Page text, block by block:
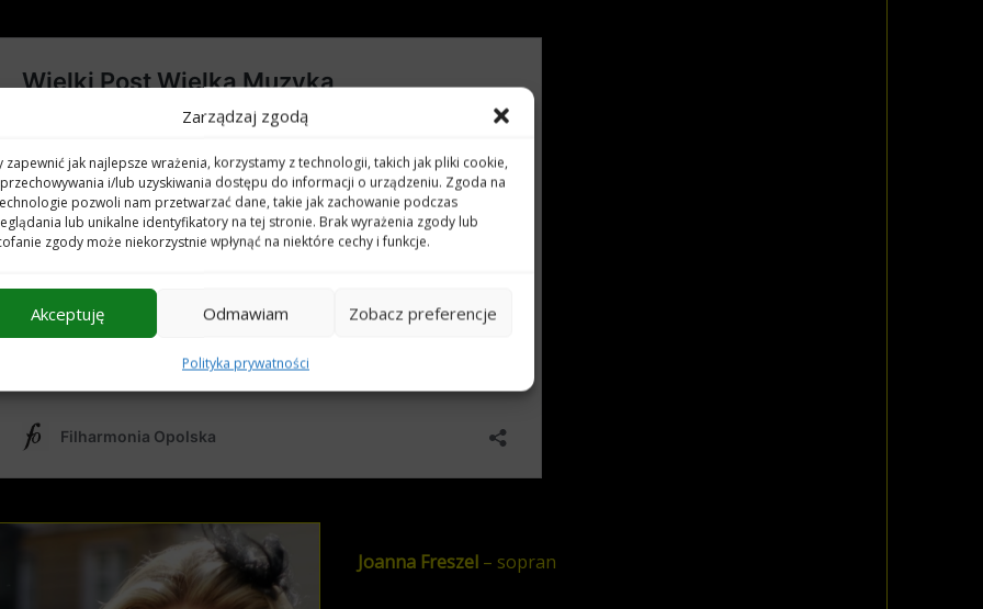
Zarządzaj zgodą
zapewnić jak najlepsze wrażenia, korzystamy z technologii, takich jak pliki cookie,
i/lub uzyskiwania dostępu do informacji o urządzeniu. Zgoda na
pozwoli nam przetwarzać dane, takie jak zachowanie podczas
lub unikalne identyfikatory na tej stronie. Brak wyrażenia zgody lub
zgody może niekorzystnie wpłynąć na niektóre cechy i funkcje.
Akceptuję Odmawiam Zobacz preferencje
Polityka prywatności
Joanna Freszel– sopran